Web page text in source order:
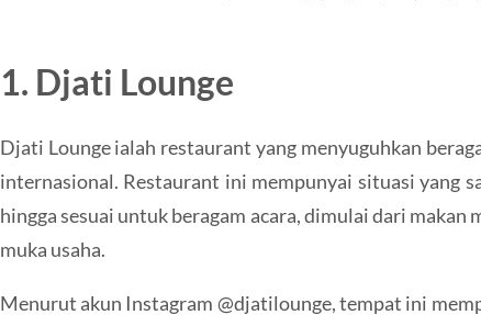
1. Djati Lounge
Djati Lounge ialah restaurant yang menyuguhkan
internasional. Restaurant ini mempunyai situasi yang
hingga sesuai untuk beragam acara, dimulai dari
muka usaha.
Menurut akun Instagram @djatilounge, tempat ini